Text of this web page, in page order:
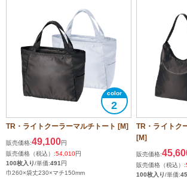
2
TR・ライトクーラーマルチトート [M]
販売価格:49,100円
販売価格（税込）:54,010円
100枚入り/単価:491 円
巾260×袋丈230×マチ150mm
TR・ライトク
[M]
販売価格:
販売価格（税込）:
100枚入り/単価: